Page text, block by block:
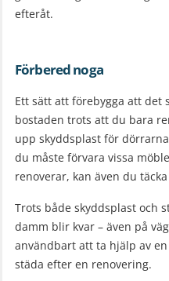
efteråt.
Förbered noga
Ett sätt att förebygga att det
bostaden trots att du bara
upp skyddsplast för
du måste förvara vissa
renoverar, kan även du
Trots både skyddsplast och
damm blir kvar – även på
användbart att ta hjälp av
städa efter en renovering.